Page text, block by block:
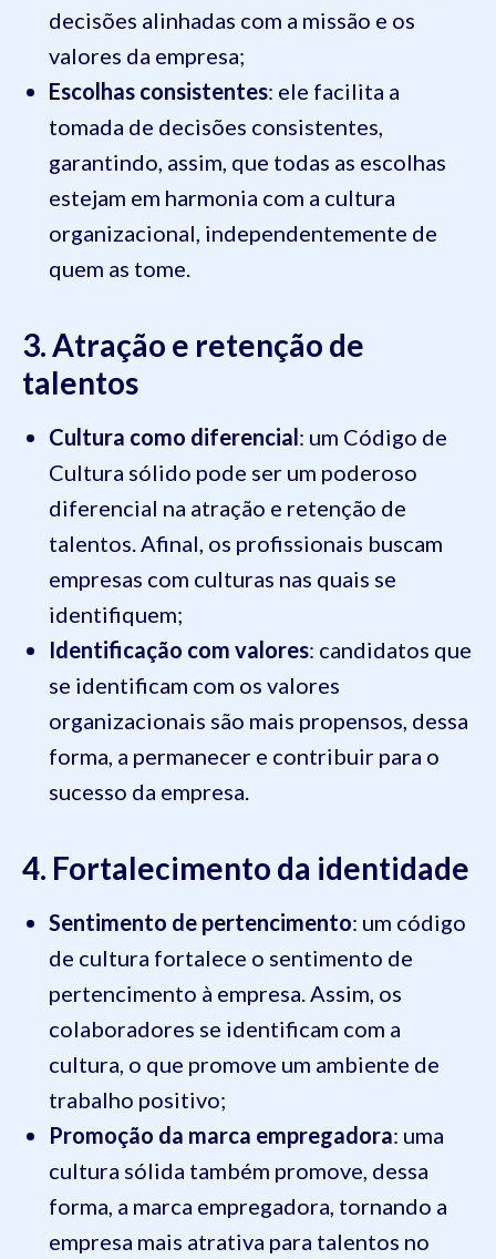
decisões alinhadas com a missão e os
valores da empresa;
Escolhas consistentes: ele facilita a
tomada de decisões consistentes,
garantindo, assim, que todas as escolhas
estejam em harmonia com a cultura
organizacional, independentemente de
quem as tome.
3. Atração e retenção de
talentos
Cultura como diferencial: um Código de
Cultura sólido pode ser um poderoso
diferencial na atração e retenção de
talentos. Afinal, os profissionais buscam
empresas com culturas nas quais se
identifiquem;
Identificação com valores: candidatos que
se identificam com os valores
organizacionais são mais propensos, dessa
forma, a permanecer e contribuir para o
sucesso da empresa.
4. Fortalecimento da identidade
Sentimento de pertencimento: um código
de cultura fortalece o sentimento de
pertencimento à empresa. Assim, os
colaboradores se identificam com a
cultura, o que promove um ambiente de
trabalho positivo;
Promoção da marca empregadora: uma
cultura sólida também promove, dessa
forma, a marca empregadora, tornando a
empresa mais atrativa para talentos no